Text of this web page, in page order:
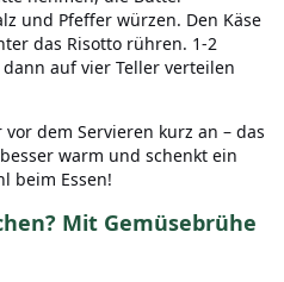
und Pfeffer würzen. Den Käse
das Risotto rühren. 1-2
auf vier Teller verteilen
dem Servieren kurz an – das
warm und schenkt ein
beim Essen!
Mit Gemüsebrühe